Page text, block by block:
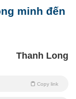
minh đến
Thanh Long
Copy link